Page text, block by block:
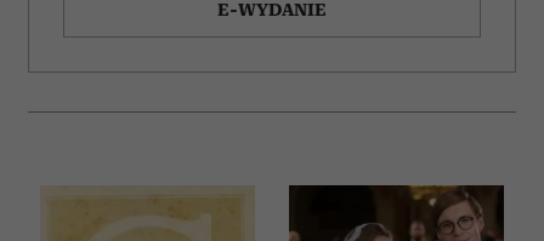
E-WYDANIE